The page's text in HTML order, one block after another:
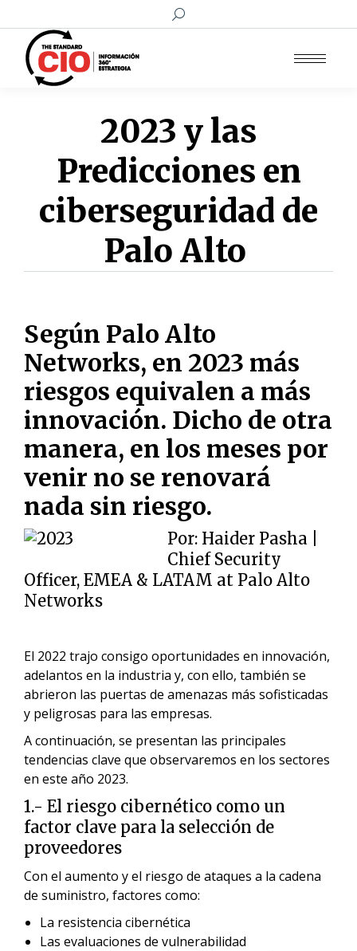
Buscar:
2023 y las
Predicciones en
ciberseguridad de
Palo Alto
Según Palo Alto
Networks, en 2023 más
riesgos equivalen a más
innovación. Dicho de otra
manera, en los meses por
venir no se renovará
nada sin riesgo.
Por: Haider Pasha |
Chief Security
Officer, EMEA & LATAM at Palo Alto
Networks
El 2022 trajo consigo oportunidades en innovación,
adelantos en la industria y, con ello, también se
abrieron las puertas de amenazas más sofisticadas
y peligrosas para las empresas.
A continuación, se presentan las principales
tendencias clave que observaremos en los sectores
en este año 2023.
1.- El riesgo cibernético como un
factor clave para la selección de
proveedores
Con el aumento y el riesgo de ataques a la cadena
de suministro, factores como:
La resistencia cibernética
Las evaluaciones de vulnerabilidad